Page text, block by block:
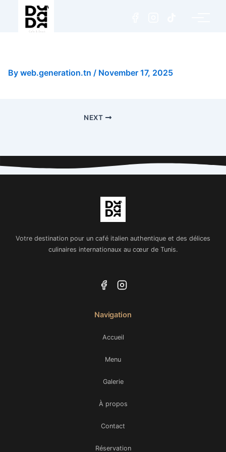
By web.generation.tn / November 17, 2025
NEXT
Votre destination pour un café italien authentique et des délices
culinaires internationaux au cœur de Tunis.
Navigation
Accueil
Menu
Galerie
À propos
Contact
Réservation